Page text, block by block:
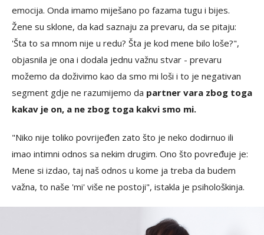
emocija. Onda imamo miješano po fazama tugu i bijes.
Žene su sklone, da kad saznaju za prevaru, da se pitaju:
'Šta to sa mnom nije u redu? Šta je kod mene bilo loše?",
objasnila je ona i dodala jednu važnu stvar - prevaru
možemo da doživimo kao da smo mi loši i to je negativan
segment gdje ne razumijemo da partner vara zbog toga
kakav je on, a ne zbog toga kakvi smo mi.
"Niko nije toliko povrijeđen zato što je neko dodirnuo ili
imao intimni odnos sa nekim drugim. Ono što povređuje je:
Mene si izdao, taj naš odnos u kome ja treba da budem
važna, to naše 'mi' više ne postoji", istakla je psihološkinja.